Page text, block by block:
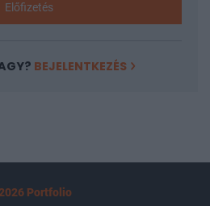
Előfizetés
BEJELENTKEZÉS
Portfolio